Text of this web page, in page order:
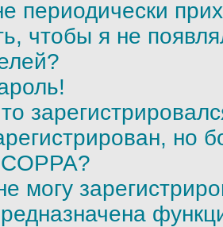
периодически
чтобы я не
но
могу